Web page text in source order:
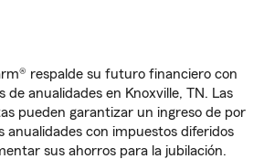
respalde su futuro financiero con
de anualidades en Knoxville, TN. Las
pueden garantizar un ingreso de por
anualidades con impuestos diferidos
sus ahorros para la jubilación.